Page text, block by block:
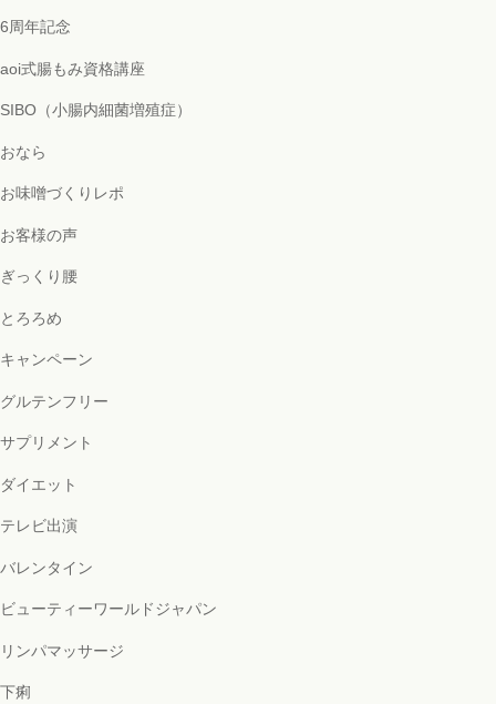
6周年記念
aoi式腸もみ資格講座
SIBO（小腸内細菌増殖症）
おなら
お味噌づくりレポ
お客様の声
ぎっくり腰
とろろめ
キャンペーン
グルテンフリー
サプリメント
ダイエット
テレビ出演
バレンタイン
ビューティーワールドジャパン
リンパマッサージ
下痢